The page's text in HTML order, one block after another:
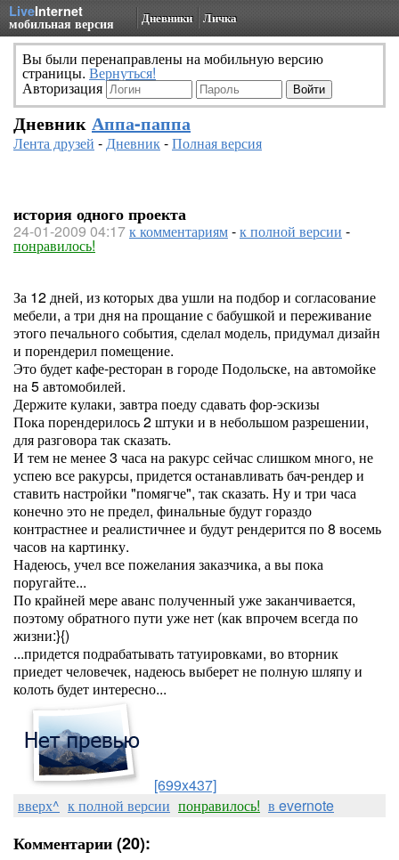
LiveInternet
мобильная версия Дневники Личка
Вы были перенаправлены на мобильную версию
страницы. Вернуться!
Авторизация
Дневник Аппа-паппа
Лента друзей -Дневник-Полная версия
история одного проекта
24-01-2009 04:17к комментариям-к полной версии -
понравилось!
За 12 дней, из которых два ушли на подбор и согласование
мебели, а три дня на прощание с бабушкой и переживание
этого печального события, сделал модель, придумал дизайн
и порендерил помещение.
Это будет кафе-ресторан в городе Подольске, на автомойке
на 5 автомобилей.
Держите кулаки, завтра поеду сдавать фор-эскизы
Пока порендерилось 2 штуки и в небольшом разрешении,
для разговора так сказать.
И тем не менее 3 часа на ракурс сейчас слишком много, не
успею все ракурсы, придется останавливать бач-рендер и
ставить настройки "помягче", так сказать. Ну и три часа
конечно это не предел, финальные будут гораздо
контрастнее и реалистичнее и будут рендерится по 8 восемь
часов на картинку.
Надеюсь, учел все пожелания заказчика, а вы пока
поругайте...
По крайней мере аванс полученный уже заканчивается,
поэтому обратного пути уже нет (как впрочем всегда по
жизни:}{)
...придется подрабатывать татуировками, во вторник
приедет человечек, надеюсь выберет не полную шляпу и
колоть будет интересно...
[699x437]
вверх^ к полной версии понравилось! в evernote
Комментарии (20):